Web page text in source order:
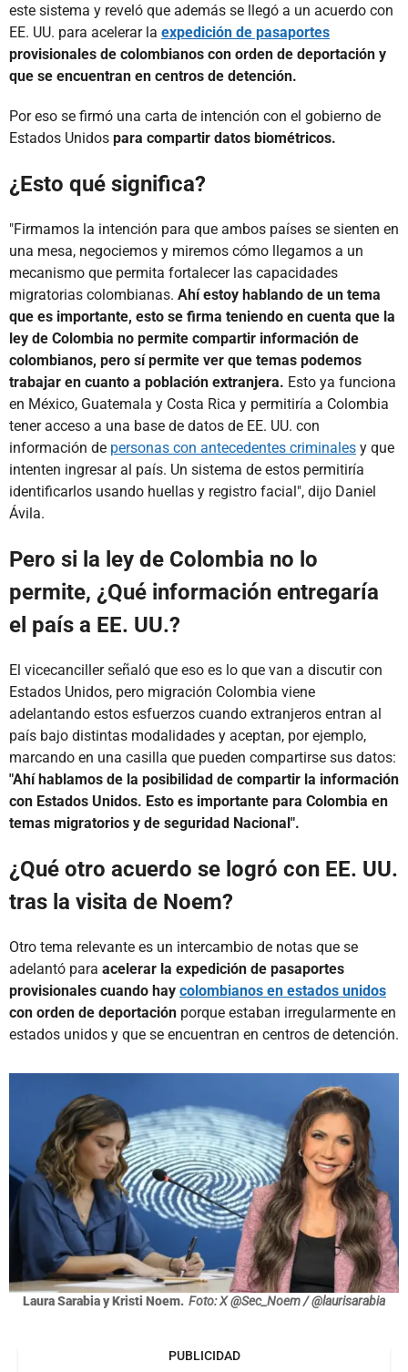
este sistema y reveló que además se llegó a un acuerdo con
EE. UU. para acelerar la expedición de pasaportes
provisionales de colombianos con orden de deportación y
que se encuentran en centros de detención.
Por eso se firmó una carta de intención con el gobierno de
Estados Unidos para compartir datos biométricos.
¿Esto qué significa?
"Firmamos la intención para que ambos países se sienten en
una mesa, negociemos y miremos cómo llegamos a un
mecanismo que permita fortalecer las capacidades
migratorias colombianas. Ahí estoy hablando de un tema
que es importante, esto se firma teniendo en cuenta que la
ley de Colombia no permite compartir información de
colombianos, pero sí permite ver que temas podemos
trabajar en cuanto a población extranjera. Esto ya funciona
en México, Guatemala y Costa Rica y permitiría a Colombia
tener acceso a una base de datos de EE. UU. con
información de personas con antecedentes criminales y que
intenten ingresar al país. Un sistema de estos permitiría
identificarlos usando huellas y registro facial", dijo Daniel
Ávila.
Pero si la ley de Colombia no lo
permite, ¿Qué información entregaría
el país a EE. UU.?
El vicecanciller señaló que eso es lo que van a discutir con
Estados Unidos, pero migración Colombia viene
adelantando estos esfuerzos cuando extranjeros entran al
país bajo distintas modalidades y aceptan, por ejemplo,
marcando en una casilla que pueden compartirse sus datos:
"Ahí hablamos de la posibilidad de compartir la información
con Estados Unidos. Esto es importante para Colombia en
temas migratorios y de seguridad Nacional".
¿Qué otro acuerdo se logró con EE. UU.
tras la visita de Noem?
Otro tema relevante es un intercambio de notas que se
adelantó para acelerar la expedición de pasaportes
provisionales cuando hay colombianos en estados unidos
con orden de deportación porque estaban irregularmente en
estados unidos y que se encuentran en centros de detención.
Laura Sarabia y Kristi Noem. Foto: X @Sec_Noem / @laurisarabia
PUBLICIDAD